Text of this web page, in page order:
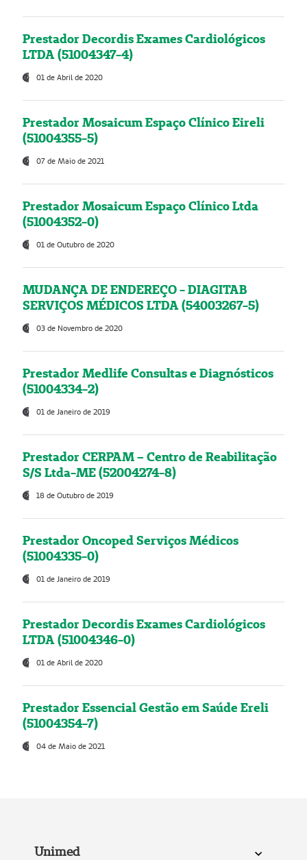
Prestador Decordis Exames Cardiológicos
LTDA (51004347-4)
01 de Abril de 2020
Prestador Mosaicum Espaço Clínico Eireli
(51004355-5)
07 de Maio de 2021
Prestador Mosaicum Espaço Clínico Ltda
(51004352-0)
01 de Outubro de 2020
MUDANÇA DE ENDEREÇO - DIAGITAB
SERVIÇOS MÉDICOS LTDA (54003267-5)
03 de Novembro de 2020
Prestador Medlife Consultas e Diagnósticos
(51004334-2)
01 de Janeiro de 2019
Prestador CERPAM – Centro de Reabilitação
S/S Ltda-ME (52004274-8)
18 de Outubro de 2019
Prestador Oncoped Serviços Médicos
(51004335-0)
01 de Janeiro de 2019
Prestador Decordis Exames Cardiológicos
LTDA (51004346-0)
01 de Abril de 2020
Prestador Essencial Gestão em Saúde Ereli
(51004354-7)
04 de Maio de 2021
Unimed